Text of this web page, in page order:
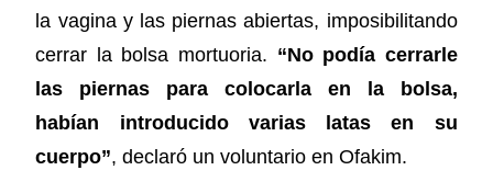
la vagina y las piernas abiertas, imposibilitando
cerrar la bolsa mortuoria. “No podía cerrarle
las piernas para colocarla en la bolsa,
habían introducido varias latas en su
cuerpo”, declaró un voluntario en Ofakim.